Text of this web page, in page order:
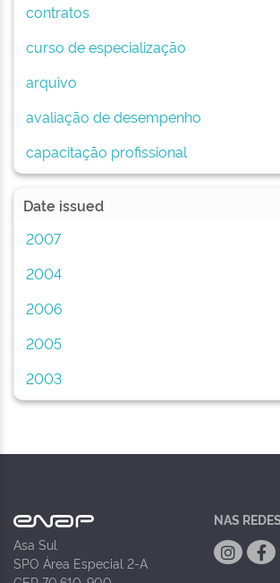
contratos
curso de especialização
arquivo
avaliação de desempenho
capacitação profissional
Date issued
2007
2004
2006
2005
2003
Asa Sul
SPO Área Especial 2-A
NAS REDES